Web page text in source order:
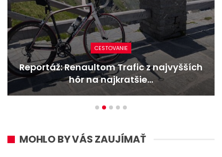
CESTOVANIE
Reportáž: Renaultom Trafic z najvyšších
hôr na najkratšie…
MOHLO BY VÁS ZAUJÍMAŤ